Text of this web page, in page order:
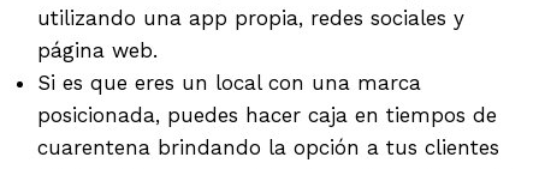
utilizando una app propia, redes sociales y
página web.
Si es que eres un local con una marca
posicionada, puedes hacer caja en tiempos de
cuarentena brindando la opción a tus clientes